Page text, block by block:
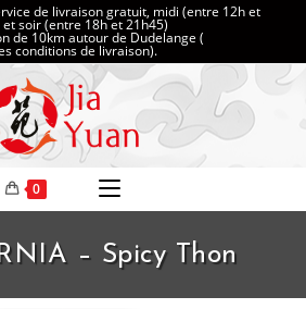
de livraison gratuit, midi (entre 12h et
et soir (entre 18h et 21h45)
de 10km autour de Dudelange (
conditions de livraison).
0
– Spicy Thon